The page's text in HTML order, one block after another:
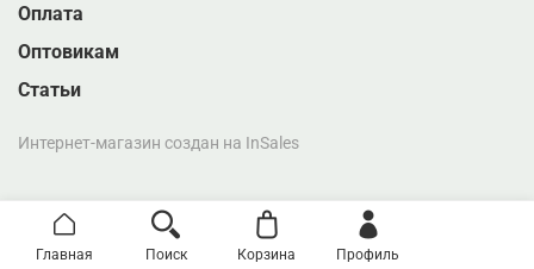
Оплата
Оптовикам
Статьи
Интернет-магазин создан на InSales
Главная Поиск Корзина Профиль